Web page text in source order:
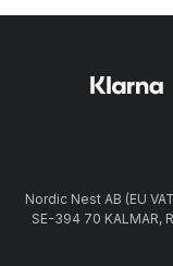
Nordic Nest AB (EU
SE-394 70 KALMAR,